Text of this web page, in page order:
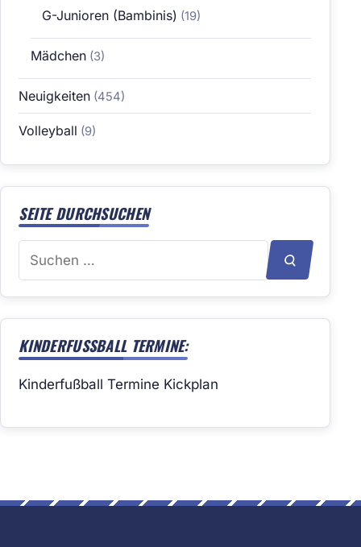
G-Junioren (Bambinis) (19)
Mädchen(3)
Neuigkeiten (454)
Volleyball (9)
SEITE DURCHSUCHEN
Suchen
SUCHEN
KINDERFUSSBALL TERMINE:
Kinderfußball Termine Kickplan